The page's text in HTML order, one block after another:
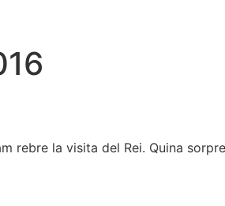
rebre la visita del Rei. Quina